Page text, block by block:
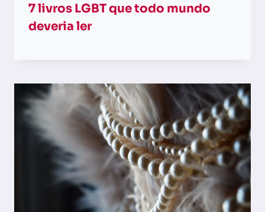
7 livros LGBT que todo mundo
deveria ler